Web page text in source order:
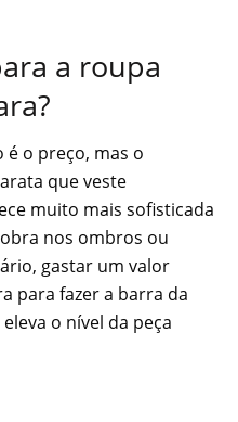
a roupa
é o preço, mas o
que veste
muito mais sofisticada
nos ombros ou
gastar um valor
para fazer a barra da
o nível da peça